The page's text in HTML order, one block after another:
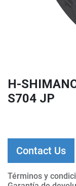
H-
S704 JP
Contact Us
Términos y